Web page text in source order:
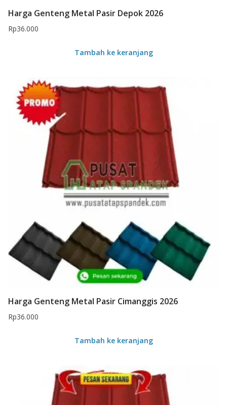
Harga Genteng Metal Pasir Depok 2026
Rp36.000
Tambah ke keranjang
Harga Genteng Metal Pasir Cimanggis 2026
Rp36.000
Tambah ke keranjang